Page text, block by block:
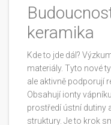
keramika
Kde to jde dál?
materiály. Tyto nové
ale aktivně podporují
Obsahují ionty
prostředí ústní dutiny
struktury. Je to krok